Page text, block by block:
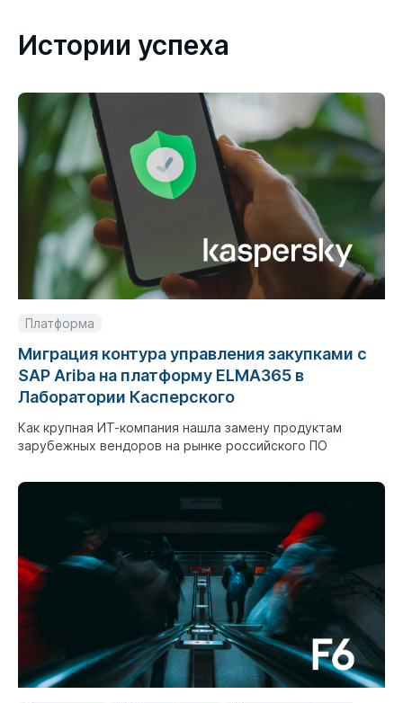
Истории успеха
Платформа
Миграция контура управления закупками с
SAP Ariba на платформу ELMA365 в
Лаборатории Касперского
Как крупная ИТ-компания нашла замену продуктам
зарубежных вендоров на рынке российского ПО